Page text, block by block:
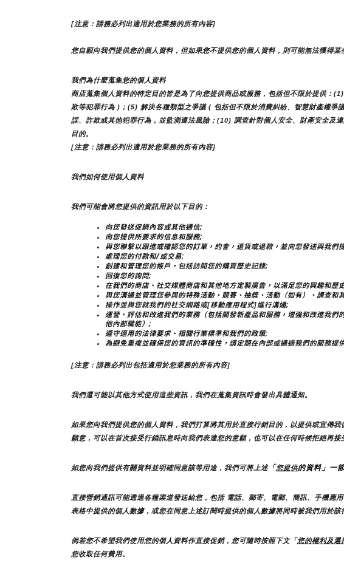
[注意：請務必列出適用於您業務的所有內容]
您自願向我們提供您的個人資料，但如果您不提供您的個人資料，則可能無法獲得某
我們為什麼蒐集您的個人資料
商店蒐集個人資料的特定目的皆是為了向您提供商品或服務，包括但不限於提供
欺等犯罪行為 )；(5) 解決各種類型之爭議 ( 包括但不限於消費糾紛、智慧財產權
誤、詐欺或其他犯罪行為，並監測遵法風險；(10) 調查針對個人安全、財產安全
目的。
[注意：請務必列出適用於您業務的所有內容]
我們如何使用個人資料
我們可能會將您提供的資訊用於以下目的：
向您發送促銷內容或其他通信;
向您提供所要求的信息和服務;
與您聯繫以跟進或確認您的訂單，約會，退貨或退款，並向您發送與我們
處理您的付款和/或交易;
創建和管理您的帳戶，包括訪問您的購買歷史記錄;
回復您的詢問;
在我們的商店、社交媒體商店和其他地方定製廣告，以滿足您的興趣和歷
與您溝通並管理您參與的特殊活動、競賽、抽獎、活動（如有）、調查和
操作並與您就我們的社交網路或[移動應用程式]進行溝通;
運營、評估和改進我們的業務（包括開發新產品和服務，增強和改進我
他內部職能）;
遵守適用的法律要求、相關行業標準和我們的政策;
為避免重複並確保您的資訊的準確性，請定期在內部或通過我們的服務提
[注意：請務必列出包括適用於您業務的所有內容]
我們還可能以其他方式使用這些資訊，我們在蒐集資訊時會發出具體通知。
如果您向我們提供您的個人資料，我們打算將其用於直接行銷目的，以提供或宣傳
願意，可以在首次接受行銷訊息時向我們表達您的意願，也可以在任何時候拒絕再接
如您向我們提供有關資料並明確同意該等用途，我們可將上述「 您提供的資料」一
直接營銷通訊可能透過各種渠道發送給您，包括 電話、郵寄、電郵、簡訊、手機
表格中提供的個人數據，或您在同意上述訂閱時提供的個人數據將同時被我們用於
倘若您不希望我們使用您的個人資料作直接促銷，您可隨時按照下文「您的權利及選
您收取任何費用。